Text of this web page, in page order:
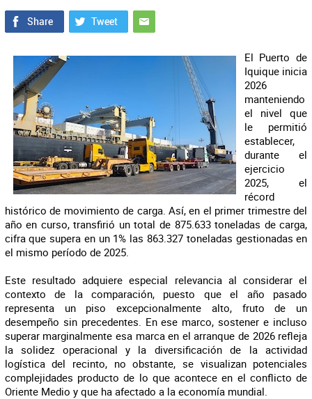
El Puerto de
Iquique inicia
2026
manteniendo
el nivel que
le permitió
establecer,
durante el
ejercicio
2025, el
récord
histórico de movimiento de carga. Así, en el primer trimestre del
año en curso, transfirió un total de 875.633 toneladas de carga,
cifra que supera en un 1% las 863.327 toneladas gestionadas en
el mismo período de 2025.
Este resultado adquiere especial relevancia al considerar el
contexto de la comparación, puesto que el año pasado
representa un piso excepcionalmente alto, fruto de un
desempeño sin precedentes. En ese marco, sostener e incluso
superar marginalmente esa marca en el arranque de 2026 refleja
la solidez operacional y la diversificación de la actividad
logística del recinto, no obstante, se visualizan potenciales
complejidades producto de lo que acontece en el conflicto de
Oriente Medio y que ha afectado a la economía mundial.